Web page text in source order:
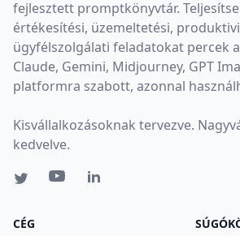
fejlesztett promptkönyvtár.
értékesítési, üzemeltetési,
ügyfélszolgálati feladatokat percek
Claude, Gemini, Midjourney, GPT
platformra szabott, azonnal
Kisvállalkozásoknak tervezve.
kedvelve.
CÉG